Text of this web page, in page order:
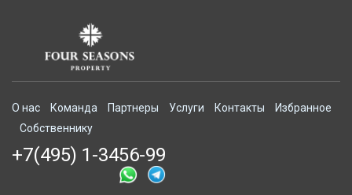
О нас Команда Партнеры Услуги Контакты
Избранное
Собственнику
+7(495) 1-3456-99